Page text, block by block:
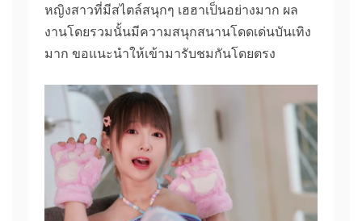
หญิงสาวที่มีสไตล์สนุกๆ เฮฮาเป็นอย่างมาก ผล
งานโดยรวมนั้นมีความสนุกสนานโดดเด่นบันเทิง
มาก ขอแนะนำให้เข้ามารับชมกันโดยตรง